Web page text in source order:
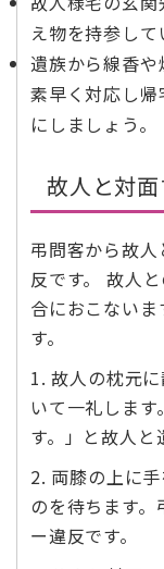
え物を持参して
遺族から線香
素早く対応し帰
にしましょう。
故人と対
弔問客から故
反です。 故人
合におこない
す。
1. 故人の枕元
いて一礼しま
す。」と故人と
2. 両膝の上に
のを待ちます
ー違反です。